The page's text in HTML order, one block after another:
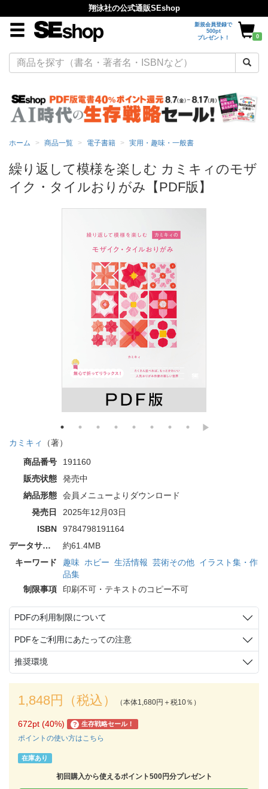
翔泳社の公式通販SEshop
新規会員登録で
500pt
プレゼント！
0
ホーム 商品一覧 電子書籍 実用・趣味・一般書
繰り返して模様を楽しむ カミキィのモザ
イク・タイルおりがみ【PDF版】
カミキィ
（著）
商品番号
191160
販売状態
発売中
納品形態
会員メニューよりダウンロード
発売日
2025年12月03日
ISBN
9784798191164
データサイズ
約61.4MB
キーワード
趣味 ホビー 生活情報 芸術その他 イラスト集・作
品集
制限事項
印刷不可・テキストのコピー不可
PDFの利用制限について
PDFをご利用にあたっての注意
推奨環境
1,848円（税込） （本体1,680円＋税10％）
672pt (40%) ? 生存戦略セール！
ポイントの使い方はこちら
在庫あり
初回購入から使えるポイント500円分プレゼント